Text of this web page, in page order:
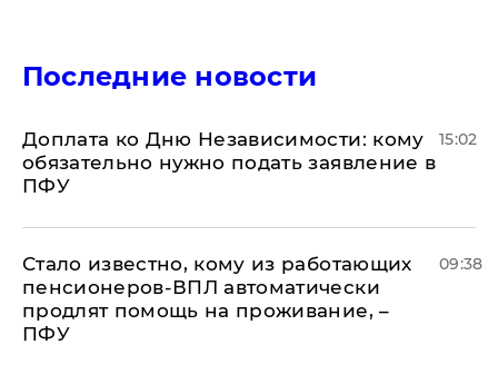
Последние новости
Доплата ко Дню Независимости: кому
обязательно нужно подать заявление в
ПФУ
15:02
Стало известно, кому из работающих
пенсионеров-ВПЛ автоматически
продлят помощь на проживание, –
ПФУ
09:38